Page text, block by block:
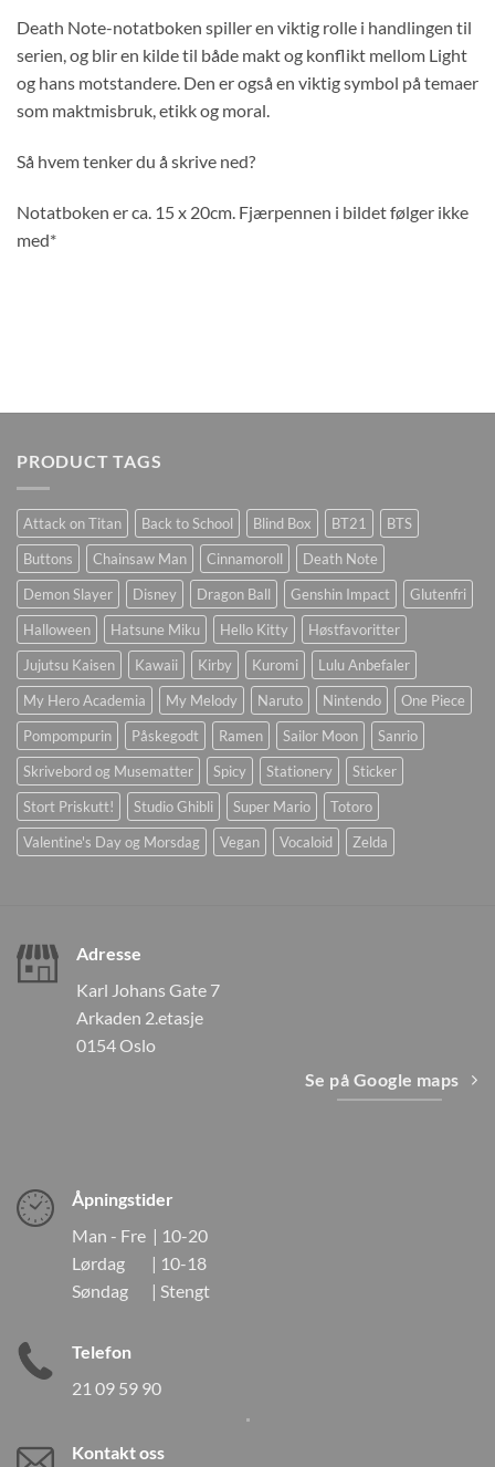
Death Note-notatboken spiller en viktig rolle i handlingen til
serien, og blir en kilde til både makt og konflikt mellom Light
og hans motstandere. Den er også en viktig symbol på temaer
som maktmisbruk, etikk og moral.
Så hvem tenker du å skrive ned?
Notatboken er ca. 15 x 20cm. Fjærpennen i bildet følger ikke
med*
PRODUCT TAGS
Attack on Titan Back to School Blind Box BT21
BTS
Buttons
Chainsaw Man Cinnamoroll
Death Note
Demon Slayer
Disney Dragon Ball Genshin Impact
Glutenfri
Halloween
Hatsune Miku Hello Kitty
Høstfavoritter
Jujutsu Kaisen
Kawaii Kirby Kuromi
Lulu Anbefaler
My Hero Academia
My Melody Naruto Nintendo
One Piece
Pompompurin
Påskegodt Ramen Sailor Moon
Sanrio
Skrivebord og Musematter
Spicy Stationery
Sticker
Stort Priskutt!
Studio Ghibli Super Mario
Totoro
Valentine's Day og Morsdag
Vegan Vocaloid Zelda
Adresse
Karl Johans Gate 7
Arkaden 2.etasje
0154 Oslo
Se på Google maps
Åpningstider
Man - Fre | 10-20
Lørdag | 10-18
Søndag | Stengt
Telefon
21 09 59 90
Kontakt oss